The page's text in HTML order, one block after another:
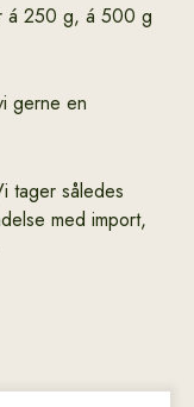
á 250 g, á 500 g
gerne en
tager således
med import,